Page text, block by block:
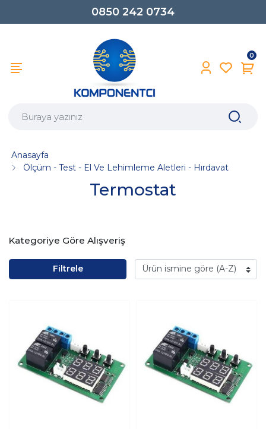
0850 242 0734
0
Termostat
Anasayfa
Ölçüm - Test - El Ve Lehimleme Aletleri - Hırdavat
Kategoriye Göre Alışveriş
Filtrele